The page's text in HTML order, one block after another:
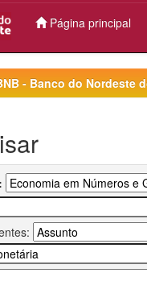
Página principal
- Banco do Nordeste